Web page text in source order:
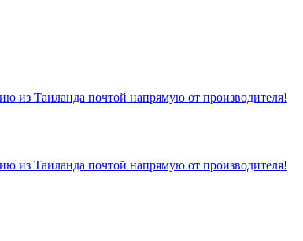
из Таиланда почтой напрямую от производителя!
из Таиланда почтой напрямую от производителя!